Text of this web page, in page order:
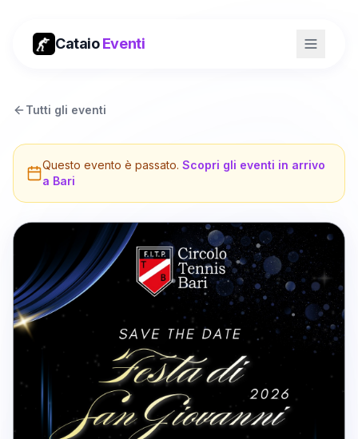
CataioEventi
Tutti gli eventi
Questo evento è passato. Scopri gli eventi in arrivo
a Bari